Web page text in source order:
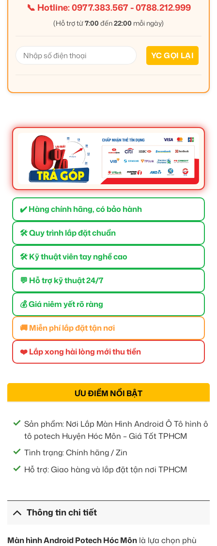
📞 Hotline:0977.383.567-0788.212.999
(Hỗ trợ từ7:00 đến22:00 mỗi ngày)
✔️ Hàng chính hãng, có bảo hành
🛠 Quy trình lắp đặt chuẩn
🛠 Kỹ thuật viên tay nghề cao
💬 Hỗ trợ kỹ thuật 24/7
💰 Giá niêm yết rõ ràng
🚚 Miễn phí lắp đặt tận nơi
❤️ Lắp xong hài lòng mới thu tiền
ƯU ĐIỂM NỔI BẬT
Sản phẩm: Nơi Lắp Màn Hình Android Ô Tô hình ô
tô potech Huyện Hóc Môn – Giá Tốt TPHCM
Tình trạng: Chính hãng / Zin
Hỗ trợ: Giao hàng và lắp đặt tận nơi TPHCM
Thông tin chi tiết
Màn hình Android Potech Hóc Môn là lựa chọn phù